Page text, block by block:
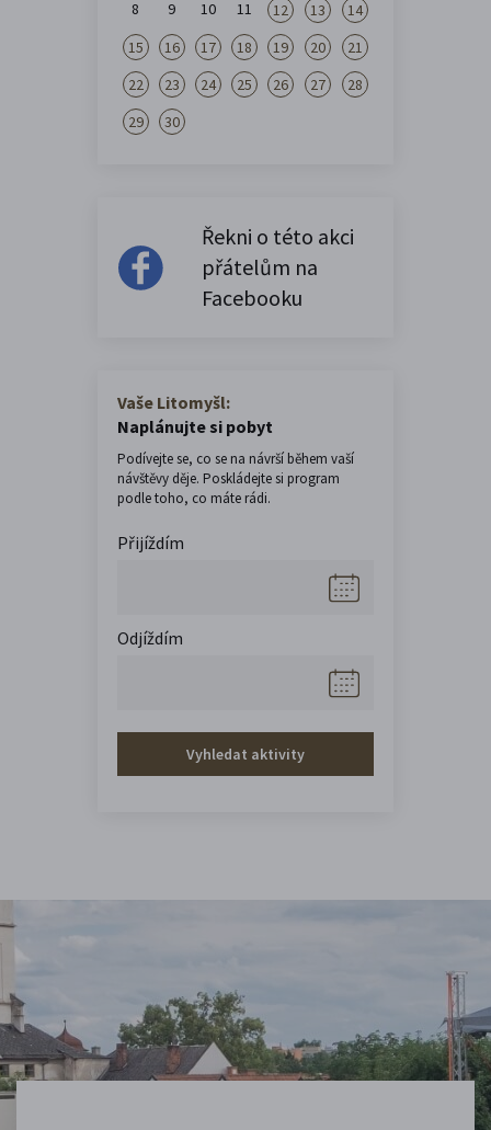
8 9 10 11 12 13
14
15
16 17 18 19 20
21
22
23 24 25 26 27
28
29
30
Řekni o této akci
přátelům na
Facebooku
Vaše Litomyšl:
Naplánujte si pobyt
Podívejte se, co se na návrší během vaší
návštěvy děje. Poskládejte si program
podle toho, co máte rádi.
Přijíždím
Odjíždím
Vyhledat aktivity